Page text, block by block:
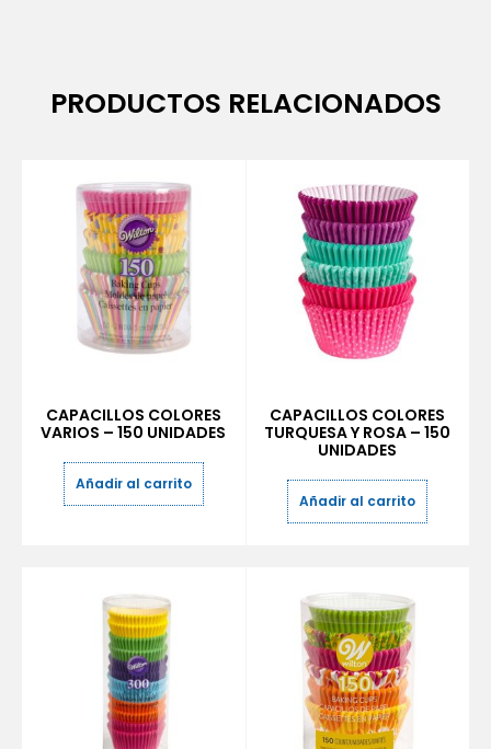
PRODUCTOS RELACIONADOS
CAPACILLOS COLORES
VARIOS – 150 UNIDADES
Añadir al carrito
CAPACILLOS COLORES
TURQUESA Y ROSA – 150
UNIDADES
Añadir al carrito